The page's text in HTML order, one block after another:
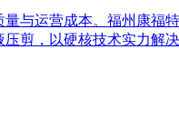
与运营成本。福州康福
剪，以硬核技术实力解